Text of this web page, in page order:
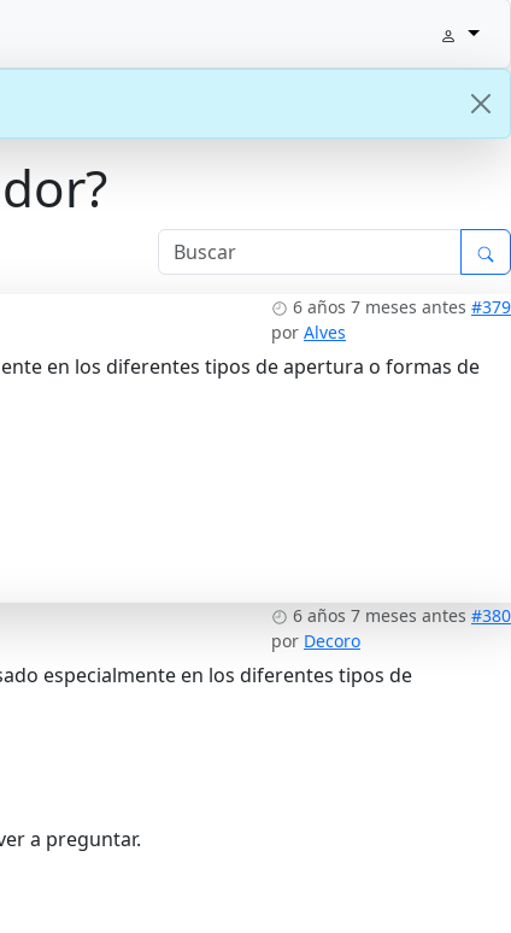
6 años 7 meses antes #379
por Alves
en los diferentes tipos de apertura o formas de
6 años 7 meses antes #380
por Decoro
especialmente en los diferentes tipos de
a preguntar.